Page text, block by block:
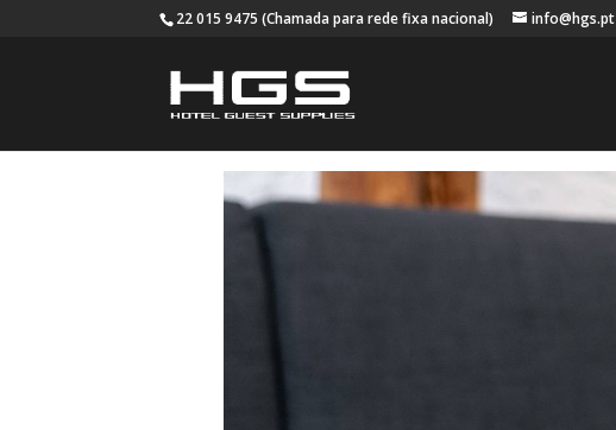
22 015 9475 (Chamada para rede fixa nacional) info@hgs.pt